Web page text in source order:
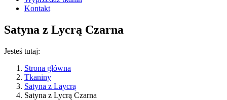
Kontakt
Satyna z Lycrą Czarna
Jesteś tutaj:
Strona główna
Tkaniny
Satyna z Laycrą
Satyna z Lycrą Czarna